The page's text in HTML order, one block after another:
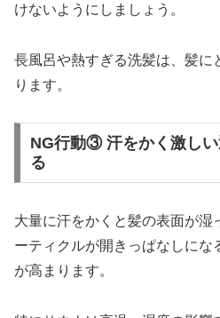
けないようにしましょう。
長風呂や熱すぎる洗髪は、髪に
ります。
NG行動③ 汗をかく激し
る
大量に汗をかくと髪の表面が湿
ーティクルが開きっぱなしにな
が高まります。